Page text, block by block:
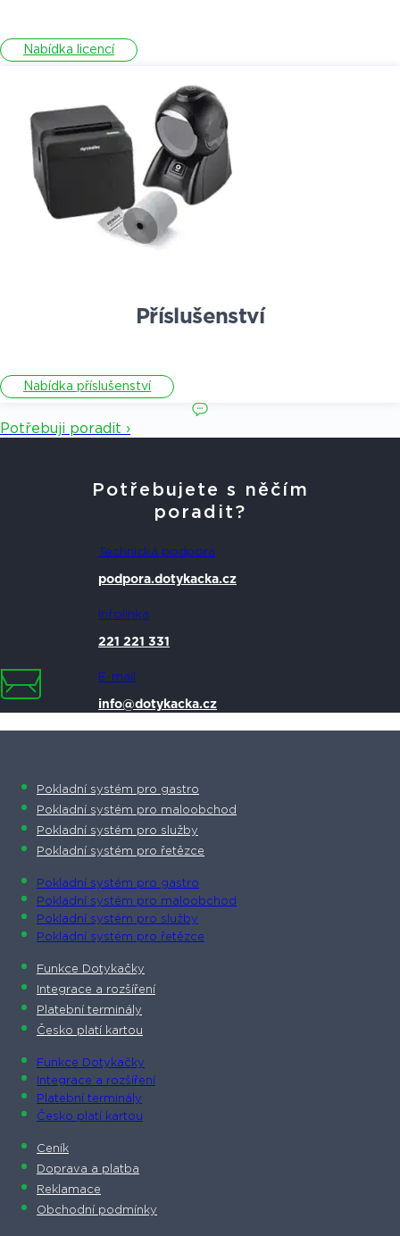
Nabídka licencí
Příslušenství
Nabídka příslušenství
Potřebuji poradit ›
Potřebujete s něčím
poradit?
Technická podpora
podpora.dotykacka.cz
Infolinka
221 221 331
E-mail
info@dotykacka.cz
Pokladní systém pro gastro
Pokladní systém pro maloobchod
Pokladní systém pro služby
Pokladní systém pro řetězce
Pokladní systém pro gastro
Pokladní systém pro maloobchod
Pokladní systém pro služby
Pokladní systém pro řetězce
Funkce Dotykačky
Integrace a rozšíření
Platební terminály
Česko platí kartou
Funkce Dotykačky
Integrace a rozšíření
Platební terminály
Česko platí kartou
Ceník
Doprava a platba
Reklamace
Obchodní podmínky